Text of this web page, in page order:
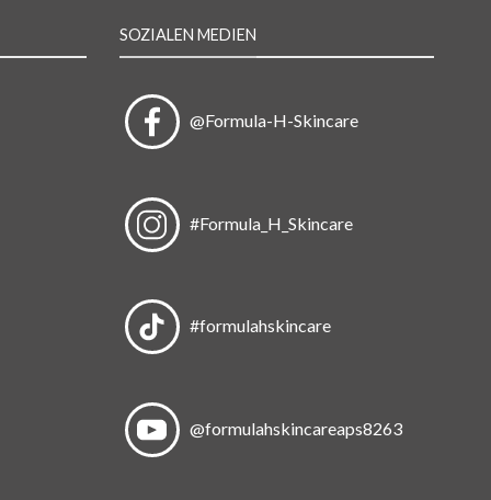
SOZIALEN MEDIEN
@Formula-H-Skincare
#Formula_H_Skincare
#formulahskincare
@formulahskincareaps8263